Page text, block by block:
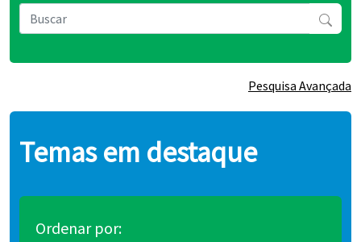
Pesquisa Avançada
Temas em destaque
Ordenar por: